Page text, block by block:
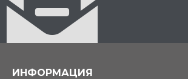
ИНФОРМАЦИЯ